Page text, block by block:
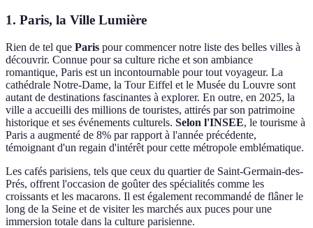
1. Paris, la Ville Lumière
Rien de tel que Paris pour commencer notre liste des belles villes à
découvrir. Connue pour sa culture riche et son ambiance
romantique, Paris est un incontournable pour tout voyageur. La
cathédrale Notre-Dame, la Tour Eiffel et le Musée du Louvre sont
autant de destinations fascinantes à explorer. En outre, en 2025, la
ville a accueilli des millions de touristes, attirés par son patrimoine
historique et ses événements culturels. Selon l'INSEE, le tourisme à
Paris a augmenté de 8% par rapport à l'année précédente,
témoignant d'un regain d'intérêt pour cette métropole emblématique.
Les cafés parisiens, tels que ceux du quartier de Saint-Germain-des-
Prés, offrent l'occasion de goûter des spécialités comme les
croissants et les macarons. Il est également recommandé de flâner le
long de la Seine et de visiter les marchés aux puces pour une
immersion totale dans la culture parisienne.